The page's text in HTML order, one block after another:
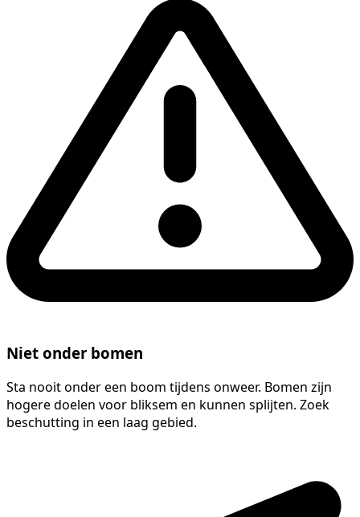
Niet onder bomen
Sta nooit onder een boom tijdens onweer. Bomen zijn
hogere doelen voor bliksem en kunnen splijten. Zoek
beschutting in een laag gebied.